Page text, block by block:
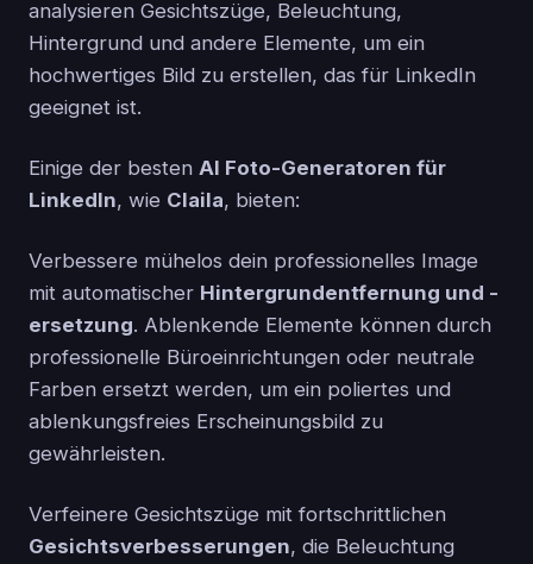
analysieren Gesichtszüge, Beleuchtung,
Hintergrund und andere Elemente, um ein
hochwertiges Bild zu erstellen, das für LinkedIn
geeignet ist.
Einige der besten AI Foto-Generatoren für
LinkedIn, wie Claila, bieten:
Verbessere mühelos dein professionelles Image
mit automatischer Hintergrundentfernung und -
ersetzung. Ablenkende Elemente können durch
professionelle Büroeinrichtungen oder neutrale
Farben ersetzt werden, um ein poliertes und
ablenkungsfreies Erscheinungsbild zu
gewährleisten.
Verfeinere Gesichtszüge mit fortschrittlichen
Gesichtsverbesserungen, die Beleuchtung